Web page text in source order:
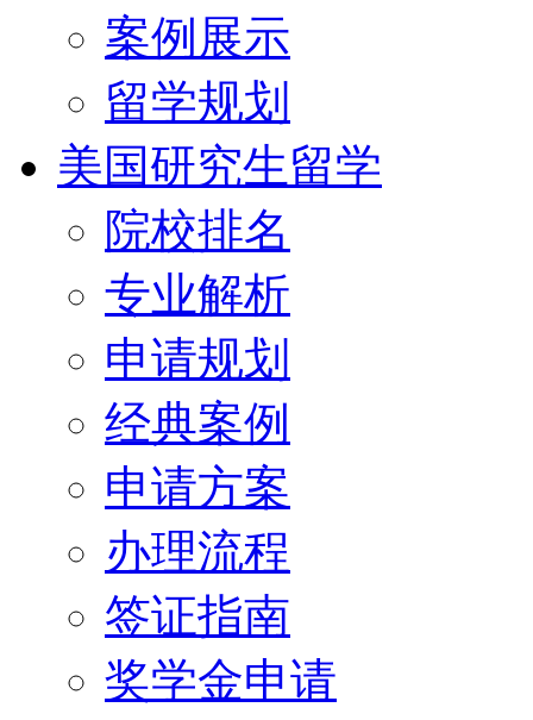
案例展示
留学规划
美国研究生留学
院校排名
专业解析
申请规划
经典案例
申请方案
办理流程
签证指南
奖学金申请